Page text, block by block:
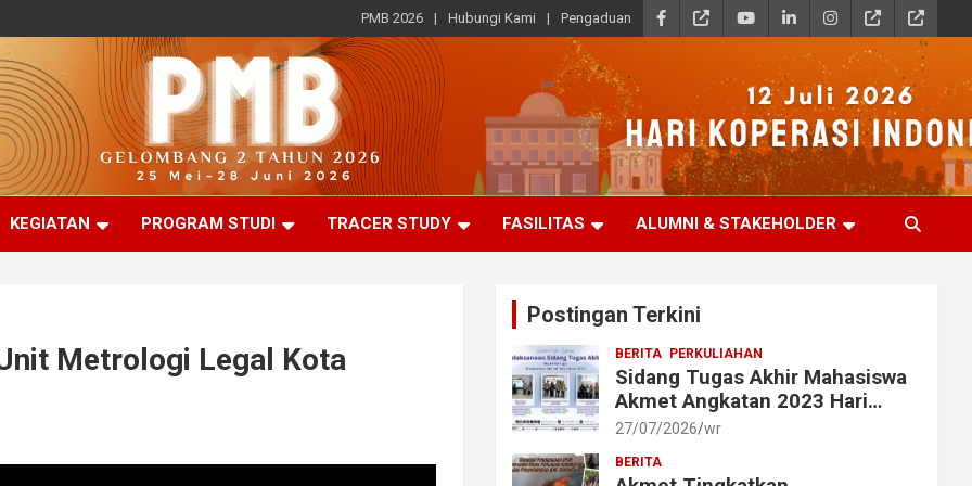
PMB 2026 Hubungi Kami Pengaduan
KEGIATAN PROGRAM STUDI TRACER STUDY FASILITAS ALUMNI & STAKEHOLDER
Metrologi Legal Kota
Postingan Terkini
BERITA PERKULIAHAN
Sidang Tugas Akhir Mahasiswa
Akmet Angkatan 2023 Hari
Ketiga Berlangsung Lancar
27/07/2026 wr
BERITA